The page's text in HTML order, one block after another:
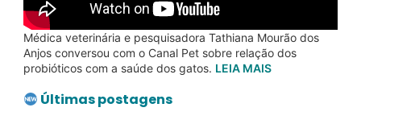
Médica veterinária e pesquisadora Tathiana Mourão dos
Anjos conversou com o Canal Pet sobre relação dos
probióticos com a saúde dos gatos. LEIA MAIS
Últimas postagens